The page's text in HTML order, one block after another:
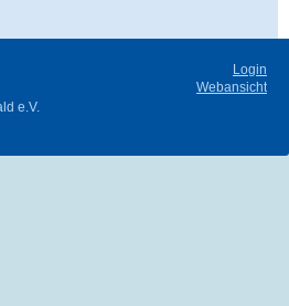
e.V.
Login
Webansicht